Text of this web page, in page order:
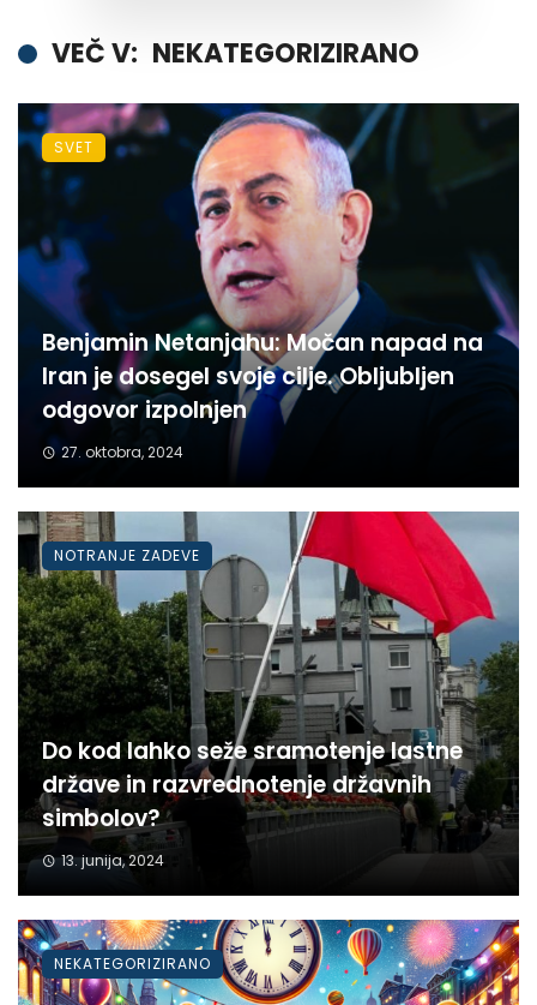
VEČ V: NEKATEGORIZIRANO
Benjamin Netanjahu: Močan napad na
Iran je dosegel svoje cilje. Obljubljen
odgovor izpolnjen
27. oktobra, 2024
SVET
Do kod lahko seže sramotenje lastne
države in razvrednotenje državnih
simbolov?
13. junija, 2024
NOTRANJE ZADEVE
NEKATEGORIZIRANO